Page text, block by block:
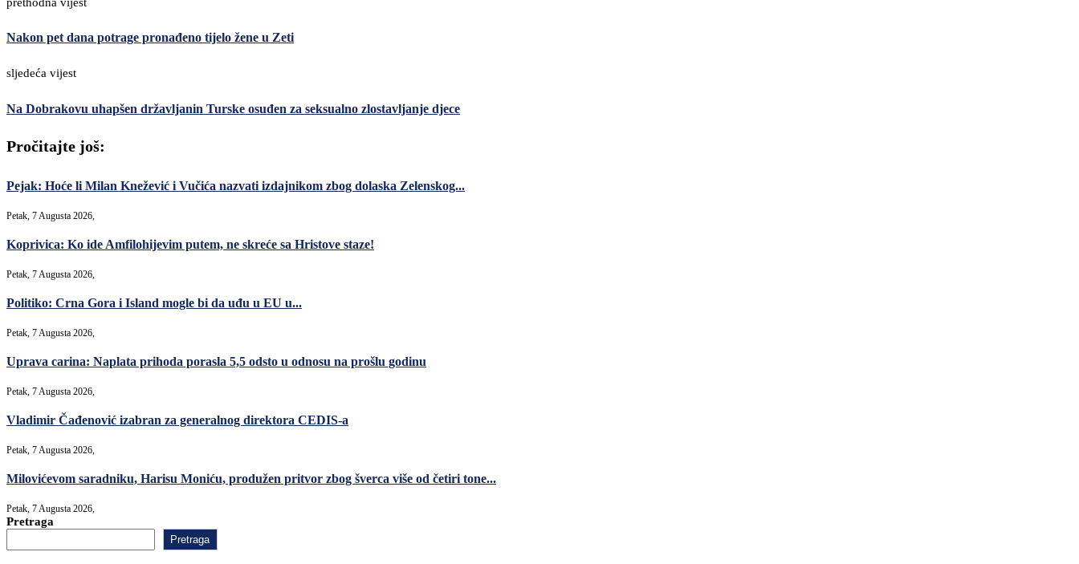
Nakon pet dana potrage pronađeno tijelo žene u Zeti
sljedeća vijest
Na Dobrakovu uhapšen državljanin Turske osuđen za seksualno zlostavljanje djece
Pročitajte još:
Pejak: Hoće li Milan Knežević i Vučića nazvati izdajnikom zbog dolaska Zelenskog...
Petak, 7 Augusta 2026,
Koprivica: Ko ide Amfilohijevim putem, ne skreće sa Hristove staze!
Petak, 7 Augusta 2026,
Politiko: Crna Gora i Island mogle bi da uđu u EU u...
Petak, 7 Augusta 2026,
Uprava carina: Naplata prihoda porasla 5,5 odsto u odnosu na prošlu godinu
Petak, 7 Augusta 2026,
Vladimir Čađenović izabran za generalnog direktora CEDIS-a
Petak, 7 Augusta 2026,
Milovićevom saradniku, Harisu Moniću, produžen pritvor zbog šverca više od četiri tone...
Petak, 7 Augusta 2026,
Pretraga
Pretraga